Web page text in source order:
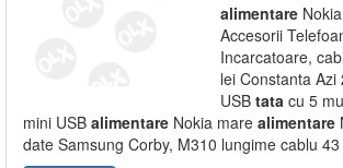
alimentare
Accesorii
Incarcatoare,
lei Constanta Azi
USB tata cu 5
mini USB alimentare Nokia mare alimentare
date Samsung Corby, M310 lungime cablu 43